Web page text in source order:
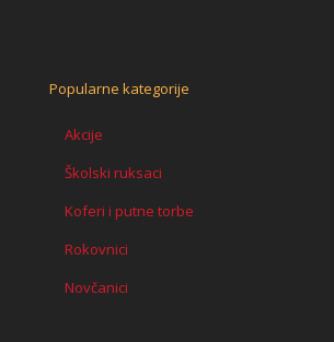
Popularne kategorije
Akcije
Školski ruksaci
Koferi i putne torbe
Rokovnici
Novčanici